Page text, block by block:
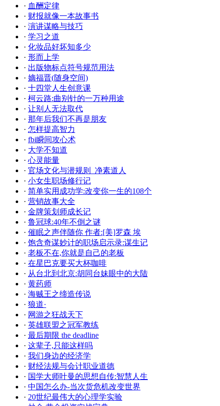
· 血酬定律
· 财报就像一本故事书
· 演讲谋略与技巧
· 学习之道
· 化妆品好坏知多少
· 形而上学
· 出版物标点符号规范用法
· 嫡福晋(随身空间)
· 十四堂人生创意课
· 柯云路:曲别针的一万种用途
· 让别人无法取代
· 那年后我们不再是朋友
· 怎样提高智力
· fbi瞬间攻心术
· 大学不知道
· 心灵能量
· 官场文化与潜规则_净素道人
· 小女生职场修行记
· 简单实用成功学:改变你一生的108个
· 营销故事大全
· 金牌策划师成长记
· 鲁冠球:40年不倒之谜
· 催眠之声伴随你 作者:[美]罗森 埃
· 饱含奇谋妙计的职场启示录:谋生记
· 老板不在,你就是自己的老板
· 在星巴克要买大杯咖啡
· 从台北到北京:胡同台妹眼中的大陆
· 黄药师
· 海贼王之缔造传说
· 狼道·
· 网游之狂战天下
· 英雄联盟之冠军教练
· 最后期限 the deadline
· 这辈子,只能这样吗
· 我们身边的经济学
· 财经法规与会计职业道德
· 国学大师叶曼的思想自传:智慧人生
· 中国怎么办-当次货危机改变世界
· 20世纪最伟大的心理学实验